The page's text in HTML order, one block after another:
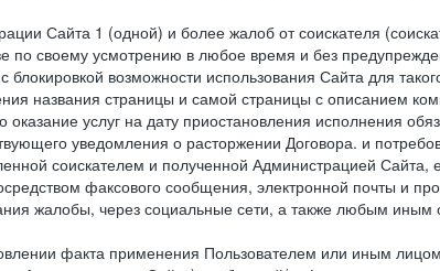
Сайта 1 (одной) и более жалоб от соискателя
своему усмотрению в любое время и без
блокировкой возможности использования Сайта для
названия страницы и самой страницы с описанием
услуг на дату приостановления исполнения
уведомления о расторжении Договора. и
соискателем и полученной Администрацией
факсового сообщения, электронной почты и
жалобы, через социальные сети, а также любым
факта применения Пользователем или иным